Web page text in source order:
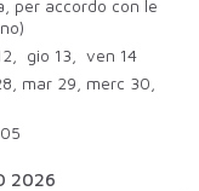
per accordo con le
gio 13, ven 14
mar 29, merc 30,
2026